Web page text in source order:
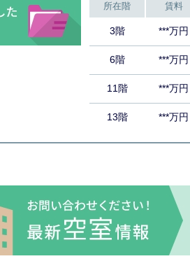
所在階 賃料
3階 ***万円
6階 ***万円
11階 ***万円
13階 ***万円